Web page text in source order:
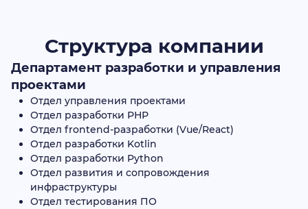
Структура компании
Департамент разработки и управления
проектами
Отдел управления проектами
Отдел разработки РНР
Отдел frontend-разработки (Vue/React)
Отдел разработки Kotlin
Отдел разработки Python
Отдел развития и сопровождения
инфраструктуры
Отдел тестирования ПО